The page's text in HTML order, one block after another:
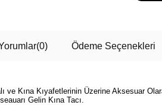
(0) Ödeme Seçenekleri
ve Kına Kıyafetlerinin Üzerine Aksesuar
Gelin Kına Tacı.